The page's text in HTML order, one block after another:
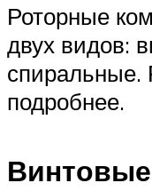
Роторные
двух видов:
спиральные.
подробнее.
Винтовые